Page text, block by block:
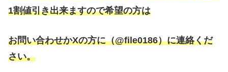
1割値引き出来ますので希望の方は
お問い合わせかXの方に（@file0186）に連絡くだ
さい。